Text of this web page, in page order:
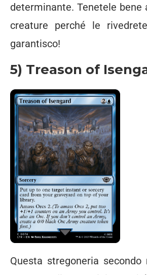
determinante. Tenetele bene
creature perché le
garantisco!
5) Treason of
Questa stregoneria